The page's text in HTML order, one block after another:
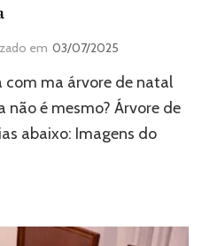
em 03/07/2025
com ma árvore de natal
é mesmo? Árvore de
abaixo: Imagens do